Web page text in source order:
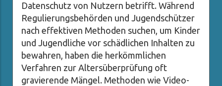
Datenschutz von Nutzern betrifft. Während
Regulierungsbehörden und Jugendschützer
nach effektiven Methoden suchen, um Kinder
und Jugendliche vor schädlichen Inhalten zu
bewahren, haben die herkömmlichen
Verfahren zur Altersüberprüfung oft
gravierende Mängel. Methoden wie Video-